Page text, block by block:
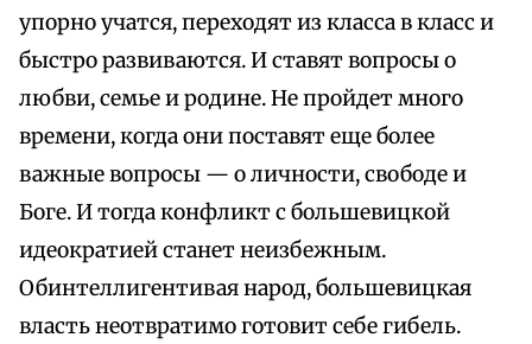
упорно учатся, переходят из класса в класс и
быстро развиваются. И ставят вопросы о
любви, семье и родине. Не пройдет много
времени, когда они поставят еще более
важные вопросы — о личности, свободе и
Боге. И тогда конфликт с большевицкой
идеократией станет неизбежным.
Обинтеллигентивая народ, большевицкая
власть неотвратимо готовит себе гибель.